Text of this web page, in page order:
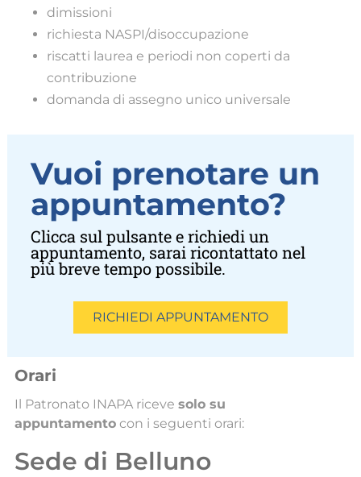
dimissioni
richiesta NASPI/disoccupazione
riscatti laurea e periodi non coperti da
contribuzione
domanda di assegno unico universale
Vuoi prenotare un
appuntamento?
Clicca sul pulsante e richiedi un
appuntamento, sarai ricontattato nel
più breve tempo possibile.
RICHIEDI APPUNTAMENTO
Orari
Il Patronato INAPA riceve solo su
appuntamentocon i seguenti orari:
Sede di Belluno